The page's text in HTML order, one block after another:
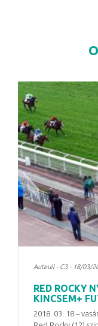
Auteuil - C3 - 18/03/
RED ROCKY
KINCSEM+
2018. 03. 18 –